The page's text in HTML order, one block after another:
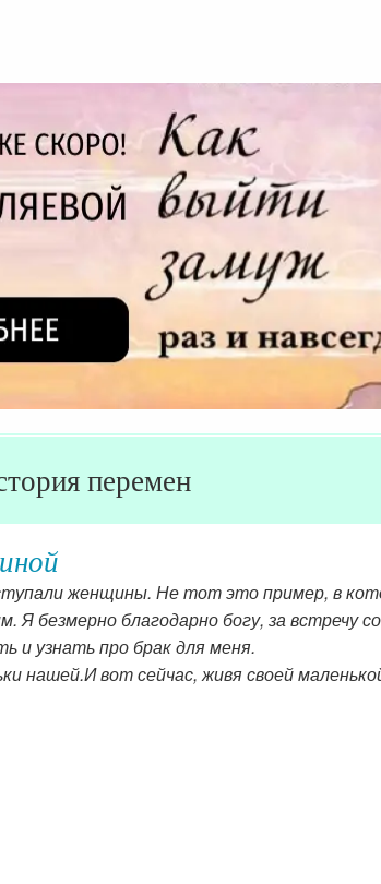
перемен
женщины. Не тот это пример, в
Я безмерно благодарно богу, за встречу
и узнать про брак для меня.
нашей.И вот сейчас, живя своей